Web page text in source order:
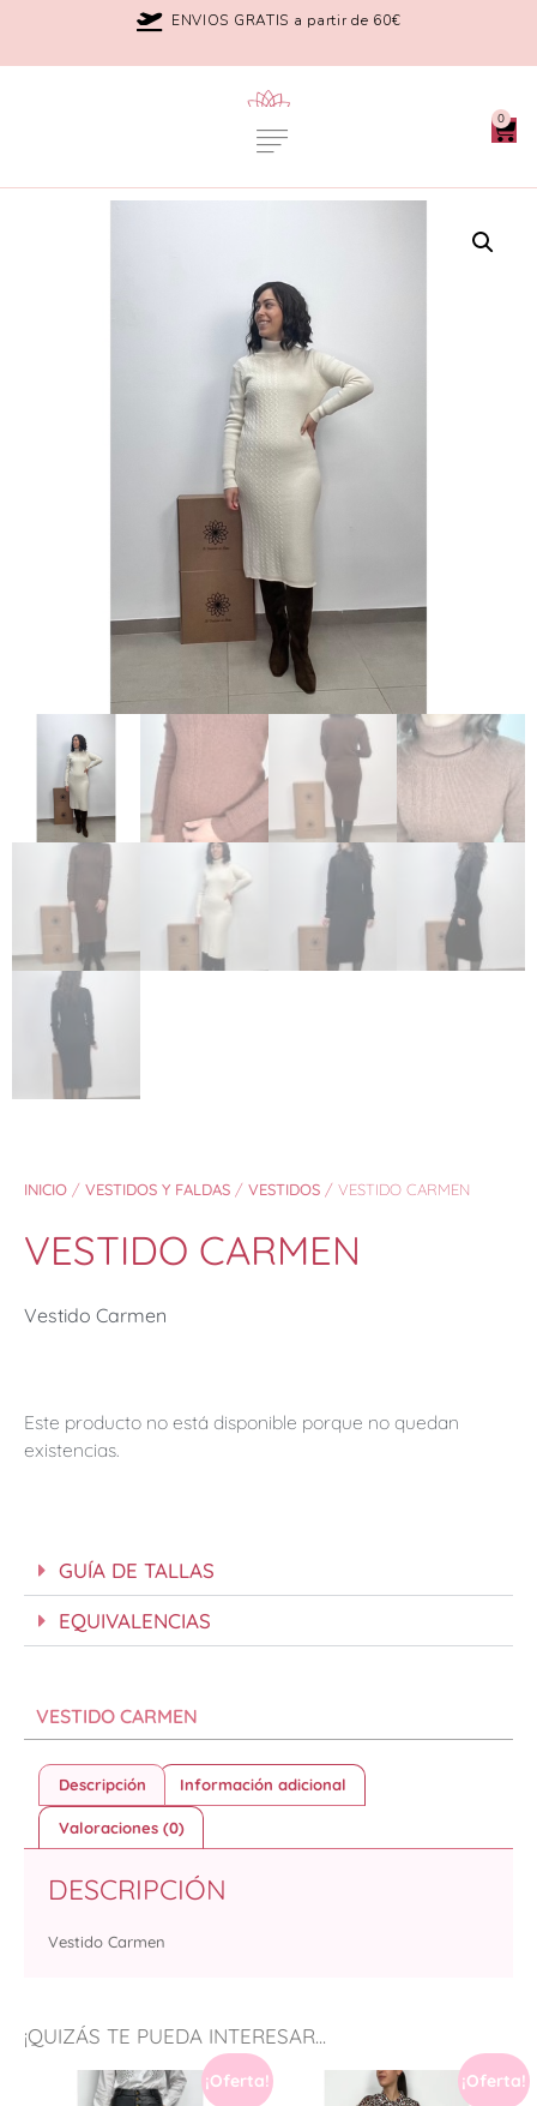
ENVIOS GRATIS a partir de 60€
0
INICIO / VESTIDOS Y FALDAS / VESTIDOS / VESTIDO CARMEN
VESTIDO CARMEN
Vestido Carmen
Este producto no está disponible porque no quedan
existencias.
GUÍA DE TALLAS
EQUIVALENCIAS
¡QUIZÁS TE PUEDA INTERESAR...
¡Oferta! ¡Oferta!
VESTIDO CARMEN
Descripción Información adicional
Valoraciones (0)
DESCRIPCIÓN
Vestido Carmen